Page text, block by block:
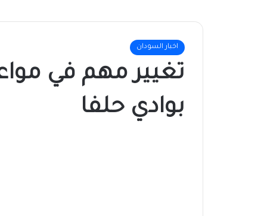
اخبار السودان
تغيير مهم في
بوادي حلفا